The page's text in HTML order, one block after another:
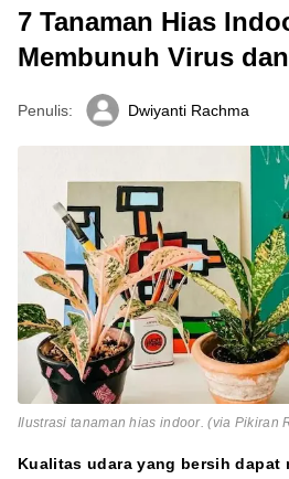
7 Tanaman Hias
Membunuh Virus
Penulis: Dwiyanti Rachma
Ilustrasi tanaman hias indoor. (via Pikiran
Kualitas udara yang bersih dapat